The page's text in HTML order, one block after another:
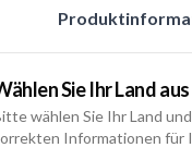
Physische
Länge
Sie Ihr Land aus
wählen Sie Ihr Land
Informationen für